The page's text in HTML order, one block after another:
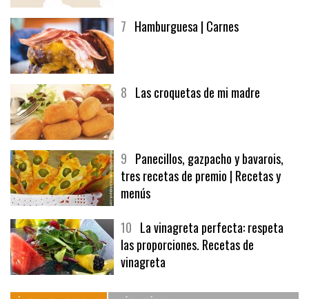
9Panecillos, gazpacho y bavarois,
tres recetas de premio | Recetas y
menús
10La vinagreta perfecta: respeta
las proporciones. Recetas de
vinagreta